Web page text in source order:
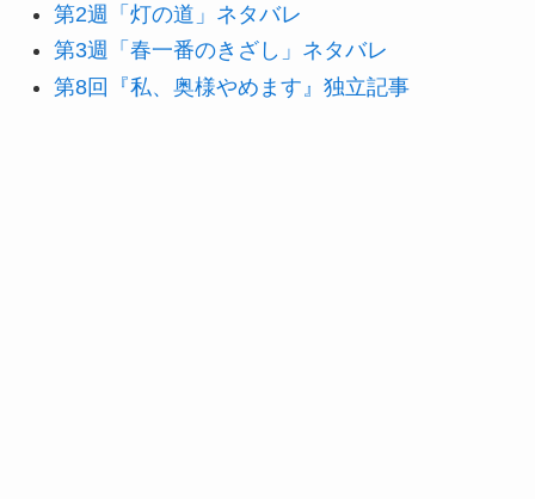
第2週「灯の道」ネタバレ
第3週「春一番のきざし」ネタバレ
第8回『私、奥様やめます』独立記事